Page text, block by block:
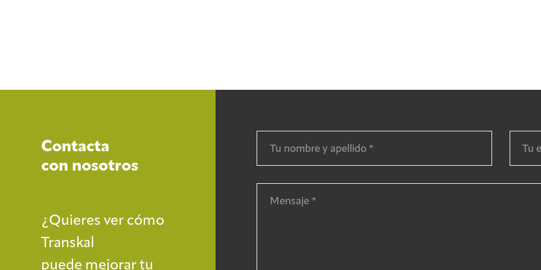
Contacta
con nosotros
¿Quieres ver cómo
Transkal
puede mejorar tu